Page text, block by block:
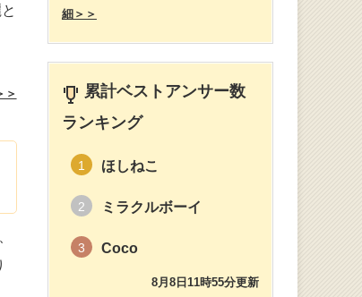
＞
細＞＞
累計ベストアンサー数
ランキング
1 ほしねこ
2 ミラクルボーイ
3 Coco
8月8日11時55分更新